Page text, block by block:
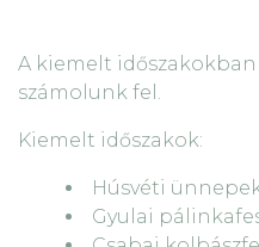
A kiemelt
számolunk fel.
Kiemelt időszakok:
Húsvéti
Gyulai